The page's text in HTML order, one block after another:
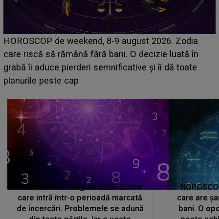
Emanuel a ținut ACEST DETALIU ASCUNS până
acum! În fața Alexandrei, concurentul din Casa Iubirii
face o MĂRTURISIRE NEAȘTEPTATĂ despre mama
sa: "I-am spus și ei în față, eu nu te iubesc pentru
HOROSCOP 7 august 2026. Zodia
care intră într-o perioadă marcată
de încercări. Problemele se adună
care are
bani. O